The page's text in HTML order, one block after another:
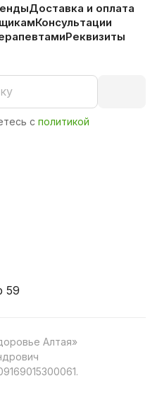
Доставка и оплата
Консультации
Реквизиты
с политикой
59
Алтая»